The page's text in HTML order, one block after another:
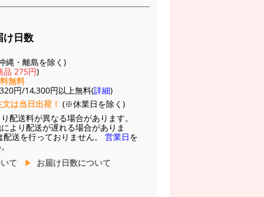
け日数
縄・離島を除く)
品 275円)
無料
円/14,300円以上無料(詳細)
は当日出荷！ (※休業日を除く)
配送料が異なる場合があります。
より配送が遅れる場合がありま
送を行っておりません。 営業日を
て
お届け日数について